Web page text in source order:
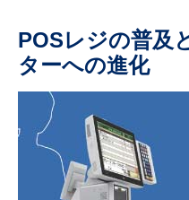
POSレジの普及
ターへの進化